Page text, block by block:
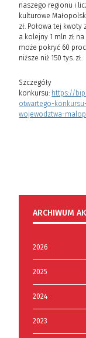
naszego regionu i
kulturowe
zł. Połowa tej
a kolejny 1 mln zł
może pokryć 60
niższe niż 150 tys. zł.
Szczegóły
konkursu: https://
otwartego-
wojewodztwa-
ARCHIWUM
2026
2025
2024
2023